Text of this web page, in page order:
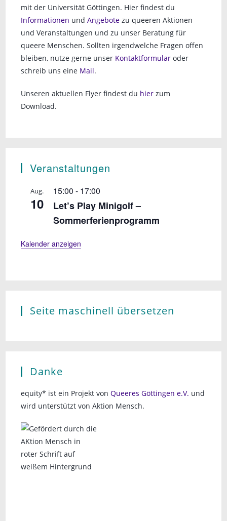
mit der Universität Göttingen. Hier findest du
Informationen undAngebote zu queeren Aktionen
und Veranstaltungen und zu unser Beratung für
queere Menschen. Sollten irgendwelche Fragen offen
bleiben, nutze gerne unser Kontaktformular oder
schreib uns eine Mail.
Unseren aktuellen Flyer findest du hier zum
Download.
Veranstaltungen
Aug.
10
15:00 - 17:00
Let’s Play Minigolf –
Sommerferienprogramm
Kalender anzeigen
Seite maschinell übersetzen
Danke
equity* ist ein Projekt vonQueeres Göttingen e.V. und
wird unterstützt von Aktion Mensch.